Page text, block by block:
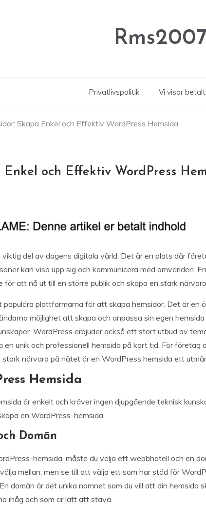
Privatlivspolitik Vi visar betalt
Skapa Enkel och Effektiv WordPress Hemsida
Enkel och Effektiv WordPress
viktig del av dagens digitala värld. Det är en plats där
kan visa upp sig och kommunicera med omvärlden.
för att nå ut till en större publik och skapa en stark
plattformarna för att skapa hemsidor. Det är en
möjlighet att skapa och anpassa sin egen
WordPress erbjuder också ett stort utbud av
unik och professionell hemsida på kort tid. För företag
närvaro på nätet är en WordPress hemsida ett
Hemsida
är enkelt och kräver ingen djupgående teknisk
en WordPress-hemsida.
Domän
hemsida, måste du välja ett webbhotell och en
mellan, men se till att välja ett som har stöd för
domän är det unika namnet som du vill att din hemsida
ihåg och som är lätt att stava.